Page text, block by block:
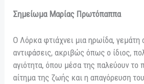
Σημείωμα Μαρίας Πρωτόπαππα
Ο Λόρκα φτιάχνει μια ηρωίδα, γεμάτη
αντιφάσεις, ακριβώς όπως ο ίδιος,
αγιότητα, όπου μέσα της παλεύουν το
αίτημα της ζωής και η απαγόρευση